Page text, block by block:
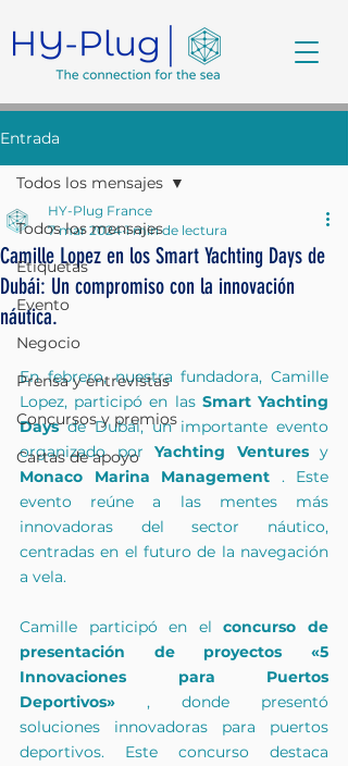
Entrada
Todos los mensajes
Etiquetas
Evento
Negocio
Prensa y entrevistas
Concursos y premios
Cartas de apoyo
Todos los mensajes
Camille Lopez en los Smart Yachting Days de
Dubái: Un compromiso con la innovación
náutica.
HY-Plug France
7 mar 2024 1 min de lectura
En febrero, nuestra fundadora, Camille
Lopez, participó en las Smart Yachting
Days de Dubái, un importante evento
organizado por Yachting Ventures
Monaco Marina Management . Este
evento reúne a las mentes más
innovadoras del sector náutico,
centradas en el futuro de la navegación
a vela.
Camille participó en el concurso de
presentación de proyectos «5
Innovaciones para Puertos
Deportivos» , donde presentó
soluciones innovadoras para puertos
deportivos. Este concurso destaca